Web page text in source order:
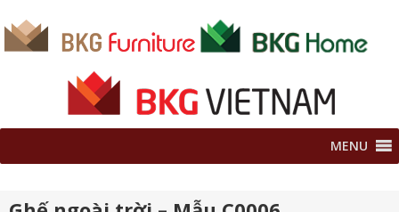
MENU